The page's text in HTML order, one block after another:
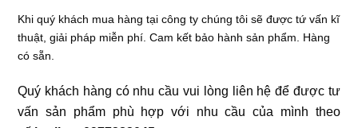
Khi quý khách mua hàng tại công ty chúng tôi sẽ được tứ vấn kĩ
thuật, giải pháp miễn phí. Cam kết bảo hành sản phẩm. Hàng
có sẵn.
Quý khách hàng có nhu cầu vui lòng liên hệ để được tư
vấn sản phẩm phù hợp với nhu cầu của mình theo